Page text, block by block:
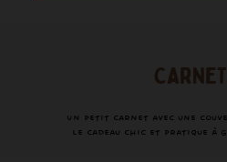
Un petit carnet avec une
Le cadeau chic et pratique à